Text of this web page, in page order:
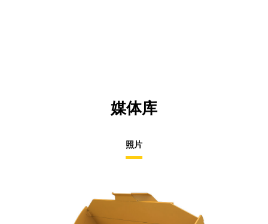
媒体库
照片